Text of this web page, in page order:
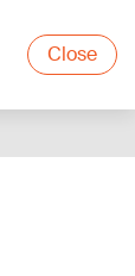
Close